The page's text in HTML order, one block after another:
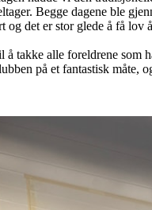
Begge dagene ble
det er stor glede å få lov
å takke alle foreldrene
på et fantastisk måte,